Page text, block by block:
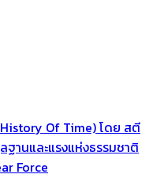
Of Time) โดย สตี
านและแรงแห่งธรรมชาติ
Force